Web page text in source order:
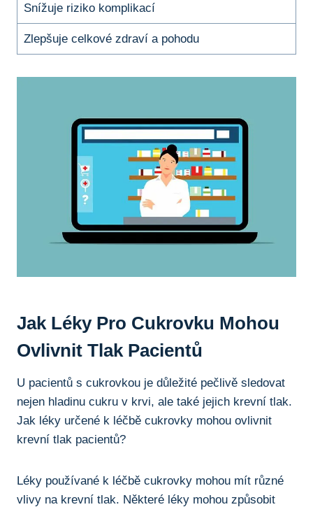
Snížuje riziko komplikací
Zlepšuje celkové zdraví a pohodu
Jak Léky Pro Cukrovku Mohou
Ovlivnit Tlak Pacientů
U pacientů s cukrovkou je důležité pečlivě sledovat
nejen hladinu cukru v krvi, ale také jejich krevní tlak.
Jak léky určené k léčbě cukrovky mohou ovlivnit
krevní tlak pacientů?
Léky používané k léčbě cukrovky mohou mít různé
vlivy na krevní tlak. Některé léky mohou způsobit